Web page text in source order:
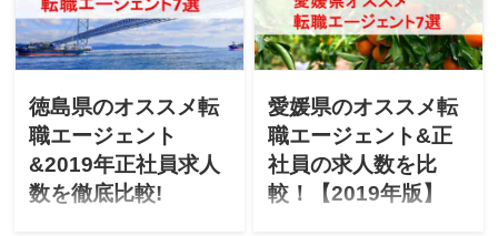
人と感想」「転職成否」
「他エージェントとの比
較」を公開中！あなたがど
と良いかハッキリ分かりま
す。
ールでも大丈夫なのか？他
スクールとの違いは？就職
先はSES企業ばかりではな
す。
徳島県のオススメ転
職エージェント
&2019年正社員求人
数を徹底比較!
愛媛県のオススメ転
職エージェント&正
社員の求人数を比
較！【2019年版】